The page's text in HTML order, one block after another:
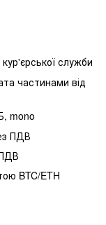
служби
частинами від
mono
ПДВ
BTC/ETH